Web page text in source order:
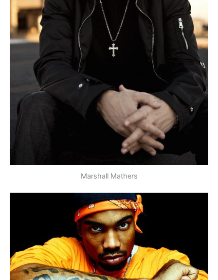
Marshall Mathers